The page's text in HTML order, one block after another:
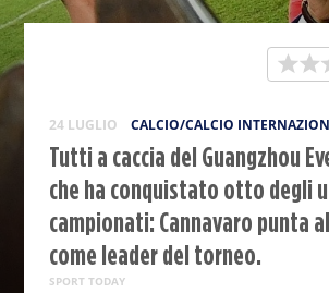
24 LUGLIO CALCIO/CALCIO
Tutti a caccia del Guangzhou
che ha conquistato otto degli
campionati: Cannavaro punta
come leader del torneo.
SPORT TODAY